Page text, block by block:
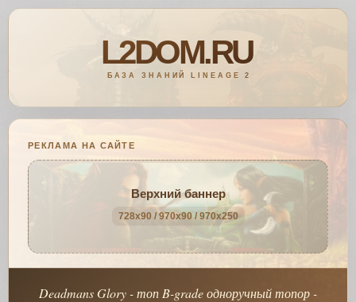
РЕКЛАМА НА САЙТЕ
Верхний баннер
728x90 / 970x90 / 970x250
Deadmans Glory - топ B-grade одноручный топор -